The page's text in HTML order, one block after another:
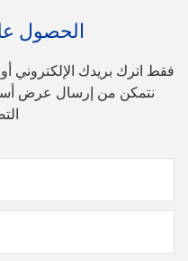
الحصول
فقط اترك بريدك الإلكتروني
نتمكن من إرسال عرض